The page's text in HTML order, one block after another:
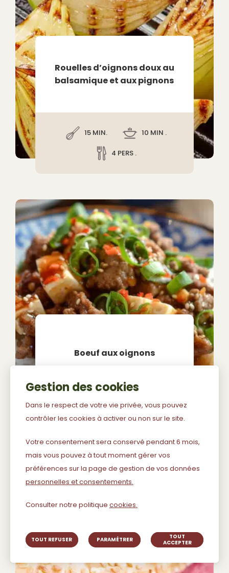
Rouelles d’oignons doux au
balsamique et aux pignons
15 MIN. 10 MIN .
4 PERS .
Boeuf aux oignons
30 MIN .
Gestion des cookies
Dans le respect de votre vie privée, vous pouvez
contrôler les cookies à activer ou non sur le site.
Votre consentement sera conservé pendant 6 mois,
mais vous pouvez à tout moment gérer vos
préférences sur la page de gestion de vos données
personnelles et consentements.
Consulter notre politique cookies.
TOUT REFUSER PARAMÉTRER
TOUT
ACCEPTER